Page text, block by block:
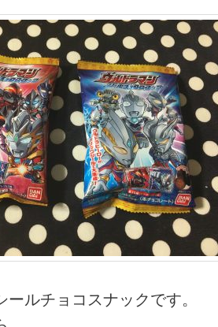
ルチョコスナックです。